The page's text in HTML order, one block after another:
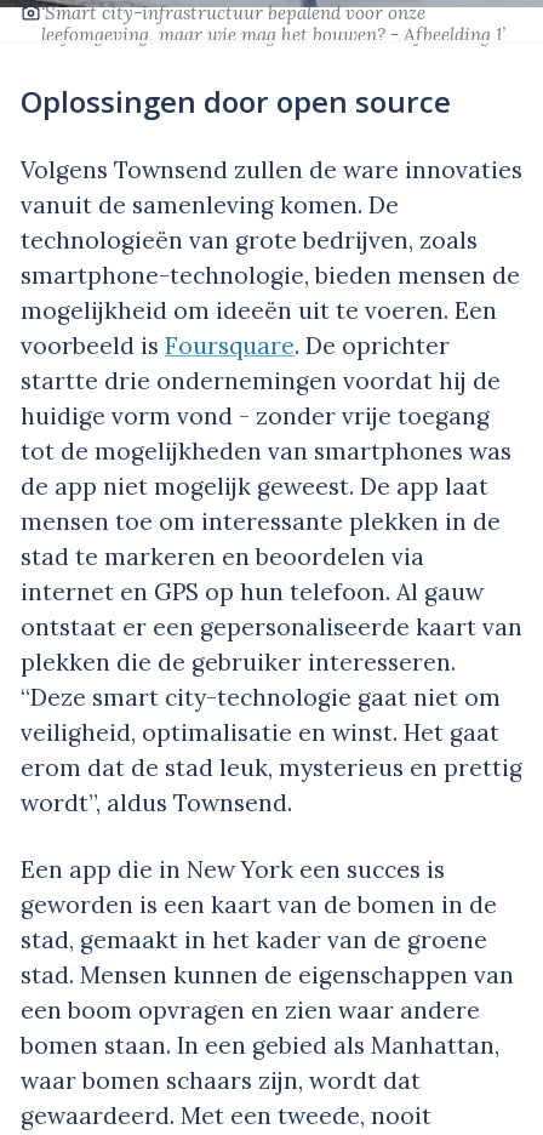
‘Smart city-infrastructuur bepalend voor onze
leefomgeving, maar wie mag het bouwen? - Afbeelding 1’
Oplossingen door open source
Volgens Townsend zullen de ware innovaties
vanuit de samenleving komen. De
technologieën van grote bedrijven, zoals
smartphone-technologie, bieden mensen de
mogelijkheid om ideeën uit te voeren. Een
voorbeeld is Foursquare. De oprichter
startte drie ondernemingen voordat hij de
huidige vorm vond - zonder vrije toegang
tot de mogelijkheden van smartphones was
de app niet mogelijk geweest. De app laat
mensen toe om interessante plekken in de
stad te markeren en beoordelen via
internet en GPS op hun telefoon. Al gauw
ontstaat er een gepersonaliseerde kaart van
plekken die de gebruiker interesseren.
“Deze smart city-technologie gaat niet om
veiligheid, optimalisatie en winst. Het gaat
erom dat de stad leuk, mysterieus en prettig
wordt”, aldus Townsend.
Een app die in New York een succes is
geworden is een kaart van de bomen in de
stad, gemaakt in het kader van de groene
stad. Mensen kunnen de eigenschappen van
een boom opvragen en zien waar andere
bomen staan. In een gebied als Manhattan,
waar bomen schaars zijn, wordt dat
gewaardeerd. Met een tweede, nooit